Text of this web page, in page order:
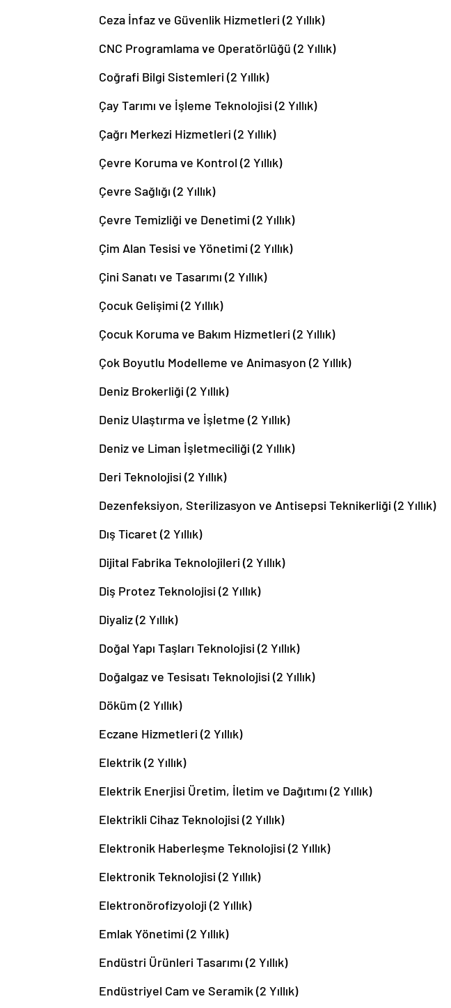
Ceza İnfaz ve Güvenlik Hizmetleri (2 Yıllık)
CNC Programlama ve Operatörlüğü (2 Yıllık)
Coğrafi Bilgi Sistemleri (2 Yıllık)
Çay Tarımı ve İşleme Teknolojisi (2 Yıllık)
Çağrı Merkezi Hizmetleri (2 Yıllık)
Çevre Koruma ve Kontrol (2 Yıllık)
Çevre Sağlığı (2 Yıllık)
Çevre Temizliği ve Denetimi (2 Yıllık)
Çim Alan Tesisi ve Yönetimi (2 Yıllık)
Çini Sanatı ve Tasarımı (2 Yıllık)
Çocuk Gelişimi (2 Yıllık)
Çocuk Koruma ve Bakım Hizmetleri (2 Yıllık)
Çok Boyutlu Modelleme ve Animasyon (2 Yıllık)
Deniz Brokerliği (2 Yıllık)
Deniz Ulaştırma ve İşletme (2 Yıllık)
Deniz ve Liman İşletmeciliği (2 Yıllık)
Deri Teknolojisi (2 Yıllık)
Dezenfeksiyon, Sterilizasyon ve Antisepsi Teknikerliği (2 Yıllık)
Dış Ticaret (2 Yıllık)
Dijital Fabrika Teknolojileri (2 Yıllık)
Diş Protez Teknolojisi (2 Yıllık)
Diyaliz (2 Yıllık)
Doğal Yapı Taşları Teknolojisi (2 Yıllık)
Doğalgaz ve Tesisatı Teknolojisi (2 Yıllık)
Döküm (2 Yıllık)
Eczane Hizmetleri (2 Yıllık)
Elektrik (2 Yıllık)
Elektrik Enerjisi Üretim, İletim ve Dağıtımı (2 Yıllık)
Elektrikli Cihaz Teknolojisi (2 Yıllık)
Elektronik Haberleşme Teknolojisi (2 Yıllık)
Elektronik Teknolojisi (2 Yıllık)
Elektronörofizyoloji (2 Yıllık)
Emlak Yönetimi (2 Yıllık)
Endüstri Ürünleri Tasarımı (2 Yıllık)
Endüstriyel Cam ve Seramik (2 Yıllık)